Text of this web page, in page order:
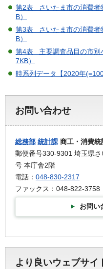
第2表 さいたま市の消費者
B）
第3表 さいたま市の消費者
B）
第4表 主要調査品目の市別
7KB）
時系列データ【2020年
お問い合わせ
総務部 統計課 商工・消費統
郵便番号330-9301 埼玉県
号 本庁舎2階
電話： 048-830-2317
ファックス：048-822-3758
お問い
より良いウェブサイ